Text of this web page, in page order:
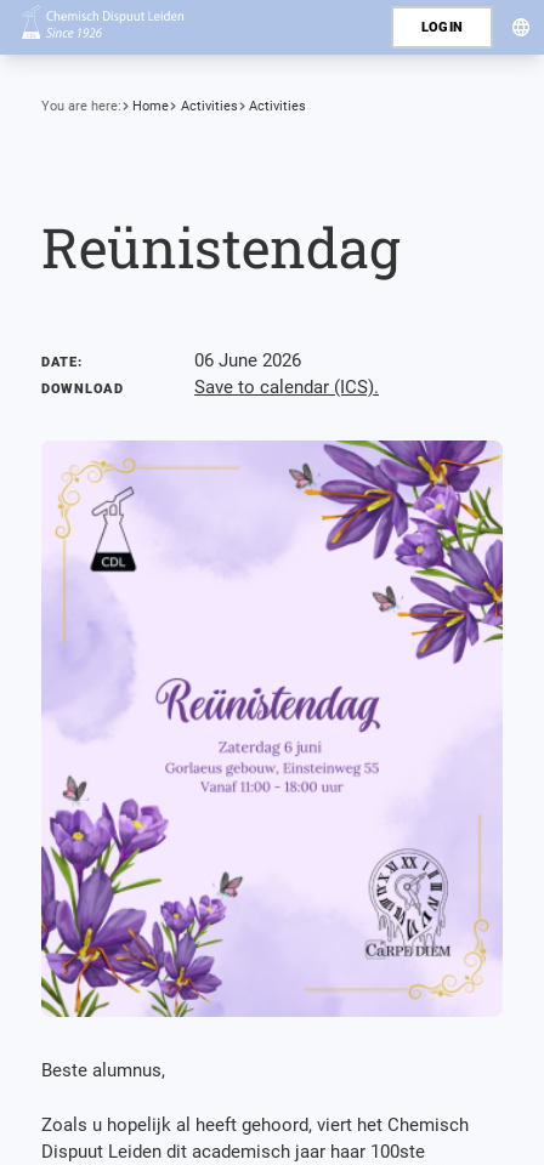
LOGIN
You are here: Home Activities Activities
Reünistendag
DATE: 06 June 2026
DOWNLOAD Save to calendar (ICS).
Beste alumnus,
Zoals u hopelijk al heeft gehoord, viert het Chemisch
Dispuut Leiden dit academisch jaar haar 100ste